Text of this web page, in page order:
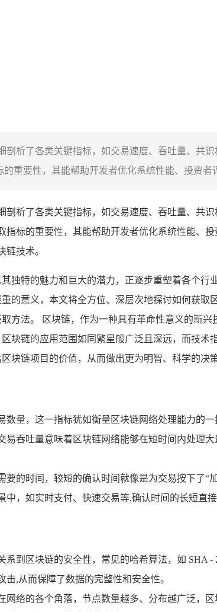
析了各类关键指标，如交易速度、吞吐量、共
重要性，其能帮助开发者优化系统性能、投资
析了各类关键指标，如交易速度、吞吐量、共
标的重要性，其能帮助开发者优化系统性能、
技术。
独特的魅力和巨大的潜力，正逐步重塑着各个
的意义，本文将全方位、深层次地探讨如何获
方法。 区块链，作为一种具有革命性意义的新
块链的应用范围如同繁星般广泛且深远，而技
块链项目的价值，从而做出更为明智、科学的决策
数量，这一指标犹如衡量区块链网络处理能力的
吞吐量意味着区块链网络能够在短时间内处理
的时间，较短的确认时间就像是为交易按下了
，如实时支付、快速交易等,确认时间的长短直
系到区块链的安全性，常见的哈希算法，如 SHA
,从而保障了数据的完整性和安全性。
网络的各个角落，节点数量越多、分布越广泛，